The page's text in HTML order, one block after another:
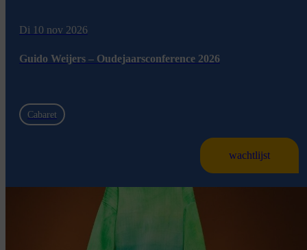
Di 10 nov 2026
Guido Weijers – Oudejaarsconference 2026
Cabaret
wachtlijst